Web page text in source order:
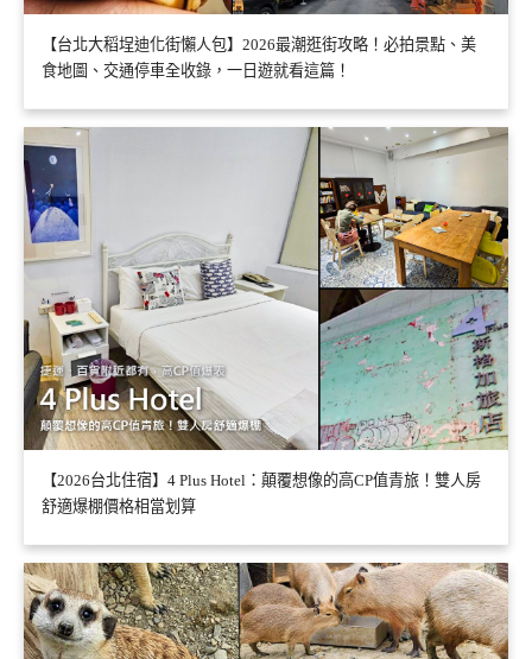
【台北大稻埕迪化街懶人包】2026最潮逛街攻略！必拍景點、美
食地圖、交通停車全收錄，一日遊就看這篇！
【2026台北住宿】4 Plus Hotel：顛覆想像的高CP值青旅！雙人房
舒適爆棚價格相當划算